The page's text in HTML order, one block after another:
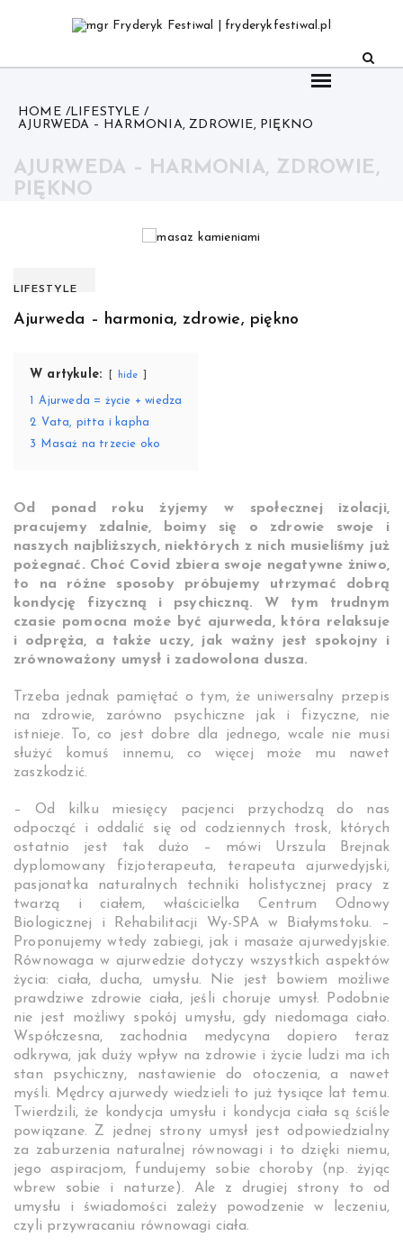
HOME
LIFESTYLE
AJURWEDA – HARMONIA, ZDROWIE, PIĘKNO
AJURWEDA – HARMONIA, ZDROWIE,
PIĘKNO
LIFESTYLE
Ajurweda – harmonia, zdrowie, piękno
W artykule: hide
Ajurweda = życie + wiedza
2 Vata, pitta i kapha
3
Masaż na trzecie oko
Od ponad roku żyjemy w społecznej izolacji,
pracujemy zdalnie, boimy się o zdrowie swoje i
naszych najbliższych, niektórych z nich musieliśmy już
pożegnać. Choć Covid zbiera swoje negatywne żniwo,
to na różne sposoby próbujemy utrzymać dobrą
kondycję fizyczną i psychiczną. W tym trudnym
czasie pomocna może być ajurweda, która relaksuje
i odpręża, a także uczy, jak ważny jest spokojny i
zrównoważony umysł i zadowolona dusza.
Trzeba jednak pamiętać o tym, że uniwersalny przepis
na zdrowie, zarówno psychiczne jak i fizyczne, nie
istnieje. To, co jest dobre dla jednego, wcale nie musi
służyć komuś innemu, co więcej może mu nawet
zaszkodzić.
– Od kilku miesięcy pacjenci przychodzą do nas
odpocząć i oddalić się od codziennych trosk, których
ostatnio jest tak dużo – mówi Urszula Brejnak
dyplomowany fizjoterapeuta, terapeuta ajurwedyjski,
pasjonatka naturalnych techniki holistycznej pracy z
twarzą i ciałem, właścicielka Centrum Odnowy
Biologicznej i Rehabilitacji Wy-SPA w Białymstoku. –
Proponujemy wtedy zabiegi, jak i masaże ajurwedyjskie.
Równowaga w ajurwedzie dotyczy wszystkich aspektów
życia: ciała, ducha, umysłu. Nie jest bowiem możliwe
prawdziwe zdrowie ciała, jeśli choruje umysł. Podobnie
nie jest możliwy spokój umysłu, gdy niedomaga ciało.
Współczesna, zachodnia medycyna dopiero teraz
odkrywa, jak duży wpływ na zdrowie i życie ludzi ma ich
stan psychiczny, nastawienie do otoczenia, a nawet
myśli. Mędrcy ajurwedy wiedzieli to już tysiące lat temu.
Twierdzili, że kondycja umysłu i kondycja ciała są ściśle
powiązane. Z jednej strony umysł jest odpowiedzialny
za zaburzenia naturalnej równowagi i to dzięki niemu,
jego aspiracjom, fundujemy sobie choroby (np. żyjąc
wbrew sobie i naturze). Ale z drugiej strony to od
umysłu i świadomości zależy powodzenie w leczeniu,
czyli przywracaniu równowagi ciała.